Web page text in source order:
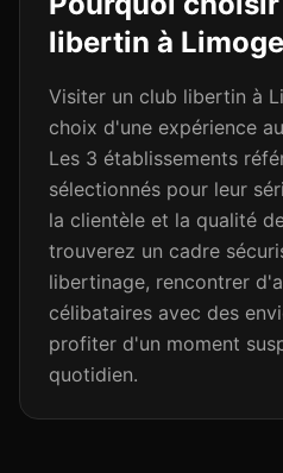
libertin à
Visiter un club libertin à
choix d'une expérience
Les 3 établissements
sélectionnés pour leur
la clientèle et la qualité
trouverez un cadre
libertinage, rencontrer
célibataires avec des
profiter d'un moment
quotidien.